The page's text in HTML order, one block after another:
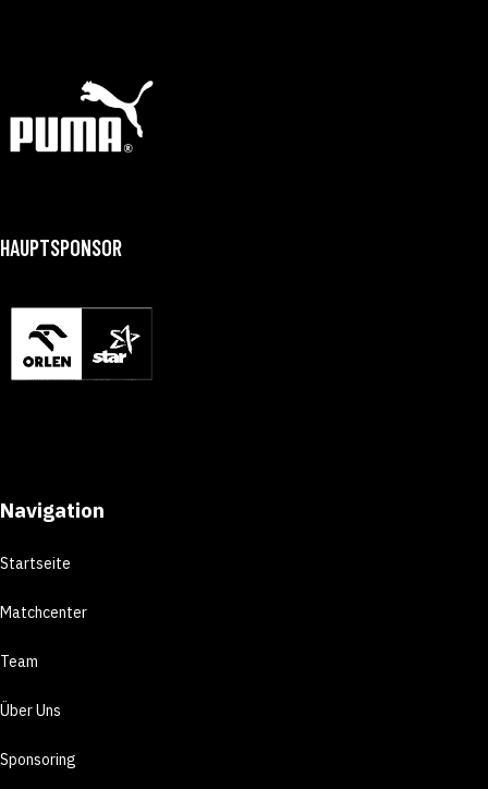
HAUPTSPONSOR
Navigation
Startseite
Matchcenter
Team
Über Uns
Sponsoring